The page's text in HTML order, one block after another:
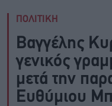
ΠΟΛΙΤΙΚΗ
Βαγγέλης
γενικός
μετά την
Ευθύμιου